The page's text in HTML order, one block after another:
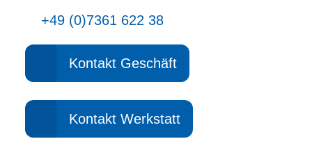
+49 (0)7361 622 38
Kontakt Geschäft
Kontakt Werkstatt